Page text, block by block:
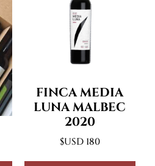
FINCA MEDIA
LUNA MALBEC
2020
$USD180